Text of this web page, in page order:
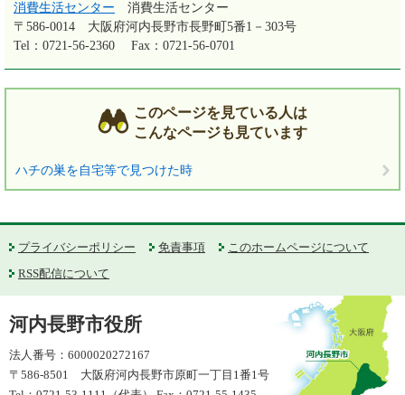
消費生活センター
消費生活センター
〒586-0014
大阪府河内長野市長野町5番1－303号
Tel：0721-56-2360
Fax：0721-56-0701
このページを見ている人は
こんなページも見ています
ハチの巣を自宅等で見つけた時
プライバシーポリシー 免責事項
このホームページについて
RSS配信について
河内長野市役所
法人番号：6000020272167
〒586-8501 大阪府河内長野市原町一丁目1番1号